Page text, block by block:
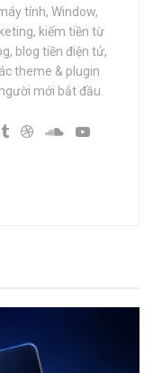
tính, Window,
kiếm tiền từ
blog tiền điện tử,
theme & plugin
mới bắt đầu.